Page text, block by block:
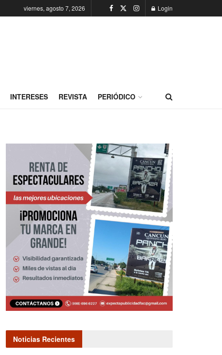
viernes, agosto 7, 2026 Login
INTERESES REVISTA PERIÓDICO
Noticias Recientes